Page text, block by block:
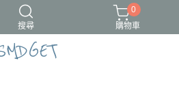
搜尋
0
購物車